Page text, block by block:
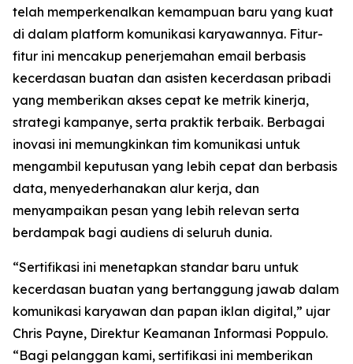
telah memperkenalkan kemampuan baru yang kuat
di dalam platform komunikasi karyawannya. Fitur-
fitur ini mencakup penerjemahan email berbasis
kecerdasan buatan dan asisten kecerdasan pribadi
yang memberikan akses cepat ke metrik kinerja,
strategi kampanye, serta praktik terbaik. Berbagai
inovasi ini memungkinkan tim komunikasi untuk
mengambil keputusan yang lebih cepat dan berbasis
data, menyederhanakan alur kerja, dan
menyampaikan pesan yang lebih relevan serta
berdampak bagi audiens di seluruh dunia.
“Sertifikasi ini menetapkan standar baru untuk
kecerdasan buatan yang bertanggung jawab dalam
komunikasi karyawan dan papan iklan digital,” ujar
Chris Payne, Direktur Keamanan Informasi Poppulo.
“Bagi pelanggan kami, sertifikasi ini memberikan